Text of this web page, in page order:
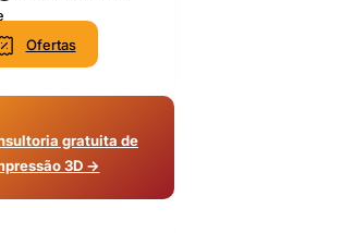
Ofertas
gratuita de
3D →